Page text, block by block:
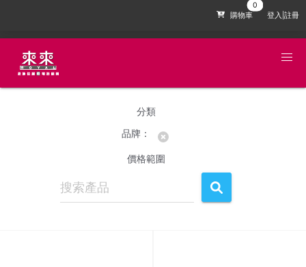
購物車 登入|註冊
分類
品牌：
價格範圍